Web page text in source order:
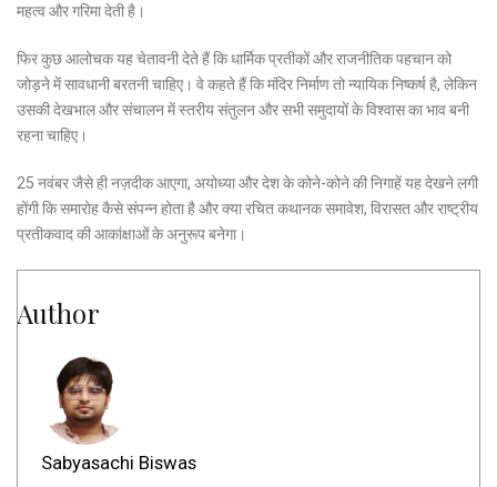
महत्व और गरिमा देती है।
फिर कुछ आलोचक यह चेतावनी देते हैं कि धार्मिक प्रतीकों और राजनीतिक पहचान को
जोड़ने में सावधानी बरतनी चाहिए। वे कहते हैं कि मंदिर निर्माण तो न्यायिक निष्कर्ष है, लेकिन
उसकी देखभाल और संचालन में स्तरीय संतुलन और सभी समुदायों के विश्वास का भाव बनी
रहना चाहिए।
25 नवंबर जैसे ही नज़दीक आएगा, अयोध्या और देश के कोने-कोने की निगाहें यह देखने लगी
होंगी कि समारोह कैसे संपन्न होता है और क्या रचित कथानक समावेश, विरासत और राष्ट्रीय
प्रतीकवाद की आकांक्षाओं के अनुरूप बनेगा।
Author
Sabyasachi Biswas